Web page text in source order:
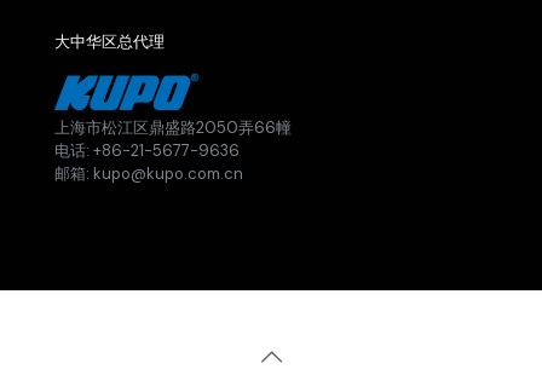
大中华区总代理
上海市松江区鼎盛路2050弄66幢
电话: +86-21-5677-9636
邮箱: kupo@kupo.com.cn